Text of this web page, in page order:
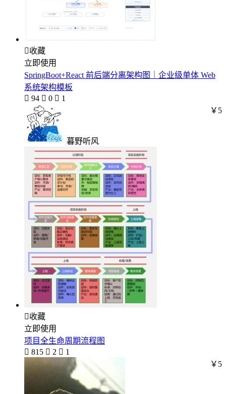
收藏
立即使用
SpringBoot+React 前后端分离架构图｜企业级单体 Web
系统架构模板
 94  0  1
暮野听风
￥5
收藏
立即使用
项目全生命周期流程图
 815  2  1
￥5